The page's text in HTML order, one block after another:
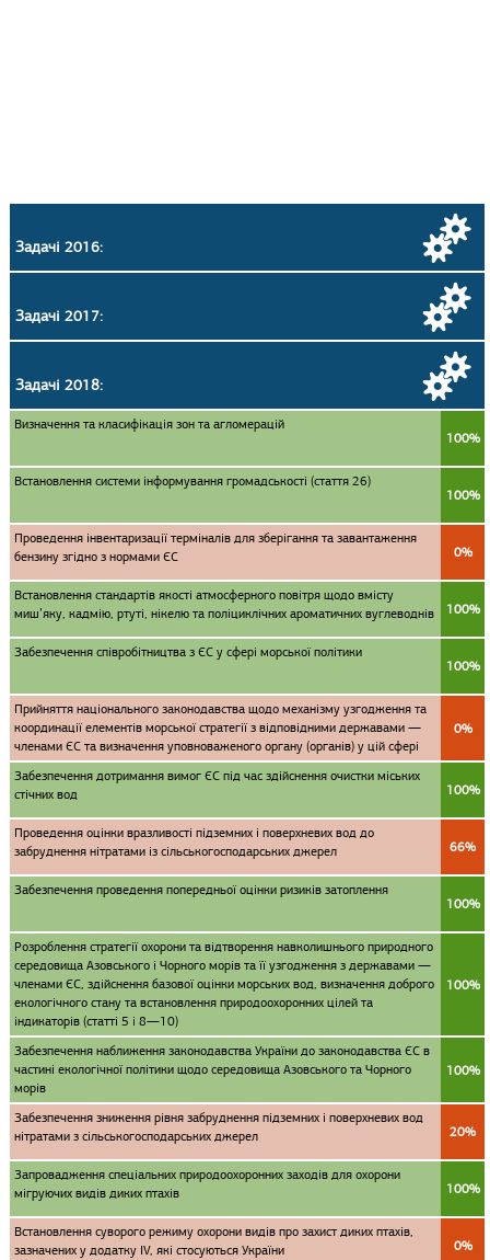
Задачі 2016:
Задачі 2017:
Задачі 2018:
Визначення та класифікація зон та агломерацій
100%
Встановлення системи інформування громадськості (стаття 26)
100%
Проведення інвентаризації терміналів для зберігання та завантаження
бензину згідно з нормами ЄС
0%
Встановлення стандартів якості атмосферного повітря щодо вмісту
миш’яку, кадмію, ртуті, нікелю та поліциклічних ароматичних вуглеводнів
100%
Забезпечення співробітництва з ЄС у сфері морської політики
100%
Прийняття національного законодавства щодо механізму узгодження та
координації елементів морської стратегії з відповідними державами —
членами ЄС та визначення уповноваженого органу (органів) у цій сфері
0%
Забезпечення дотримання вимог ЄС під час здійснення очистки міських
стічних вод
100%
Проведення оцінки вразливості підземних і поверхневих вод до
забруднення нітратами із сільськогосподарських джерел
66%
Забезпечення проведення попередньої оцінки ризиків затоплення
100%
Розроблення стратегії охорони та відтворення навколишнього природного
середовища Азовського і Чорного морів та її узгодження з державами —
членами ЄС, здійснення базової оцінки морських вод, визначення доброго
екологічного стану та встановлення природоохоронних цілей та
індикаторів (статті 5 і 8—10)
100%
Забезпечення наближення законодавства України до законодавства ЄС в
частині екологічної політики щодо середовища Азовського та Чорного
морів
100%
Забезпечення зниження рівня забруднення підземних і поверхневих вод
нітратами з сільськогосподарських джерел
20%
Запровадження спеціальних природоохоронних заходів для охорони
мігруючих видів диких птахів
100%
Встановлення суворого режиму охорони видів про захист диких птахів,
зазначених у додатку IV, які стосуються України
0%